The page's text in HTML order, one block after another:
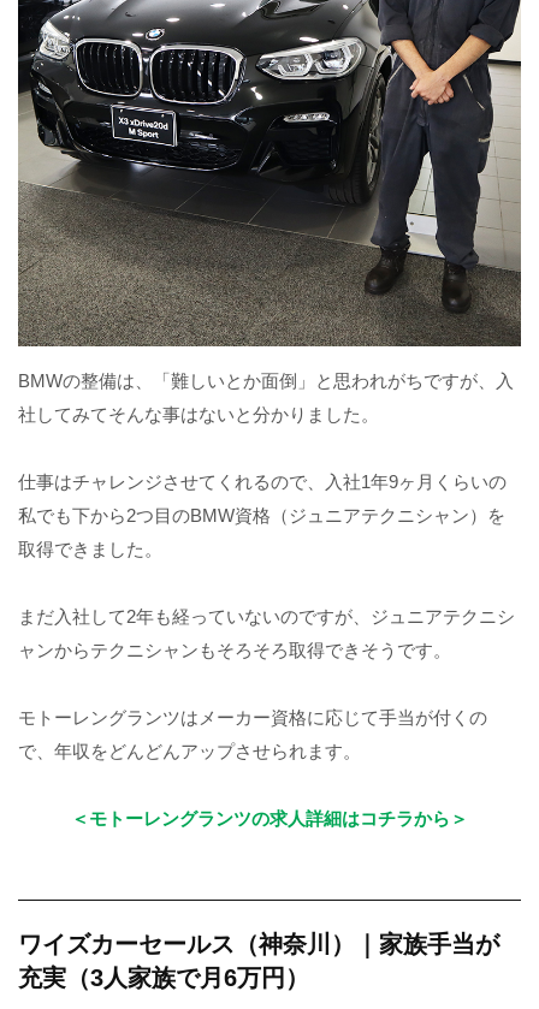
BMWの整備は、「難しいとか面倒」と思われがちですが、入
社してみてそんな事はないと分かりました。
仕事はチャレンジさせてくれるので、入社1年9ヶ月くらいの
私でも下から2つ目のBMW資格（ジュニアテクニシャン）を
取得できました。
まだ入社して2年も経っていないのですが、ジュニアテクニシ
ャンからテクニシャンもそろそろ取得できそうです。
モトーレングランツはメーカー資格に応じて手当が付くの
で、年収をどんどんアップさせられます。
＜モトーレングランツの求人詳細はコチラから＞
ワイズカーセールス（神奈川）｜家族手当が
充実（3人家族で月6万円）